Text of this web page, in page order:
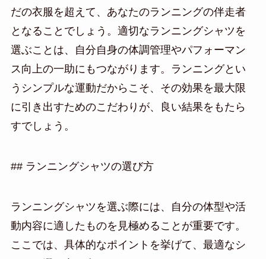
だの衣服を超えて、あなたのランニングの伴走者
となることでしょう。適切なランニングシャツを
選ぶことは、自分自身の体調管理やパフォーマン
ス向上の一助にもつながります。ランニングとい
うシンプルな運動だからこそ、その効果を最大限
に引き出すためのこだわりが、良い結果をもたら
すでしょう。
## ランニングシャツの選び方
ランニングシャツを選ぶ際には、自分の体型や活
動内容に適したものを見極めることが重要です。
ここでは、具体的なポイントを挙げて、最適なシ